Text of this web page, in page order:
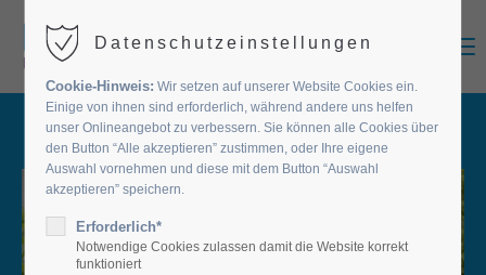
MENU
Datenschutzeinstellungen
Cookie-Hinweis: Wir setzen auf unserer Website Cookies ein.
Einige von ihnen sind erforderlich, während andere uns helfen
unser Onlineangebot zu verbessern. Sie können alle Cookies über
den Button “Alle akzeptieren” zustimmen, oder Ihre eigene
Auswahl vornehmen und diese mit dem Button “Auswahl
akzeptieren” speichern.
Erforderlich*
Notwendige Cookies zulassen damit die Website korrekt
funktioniert